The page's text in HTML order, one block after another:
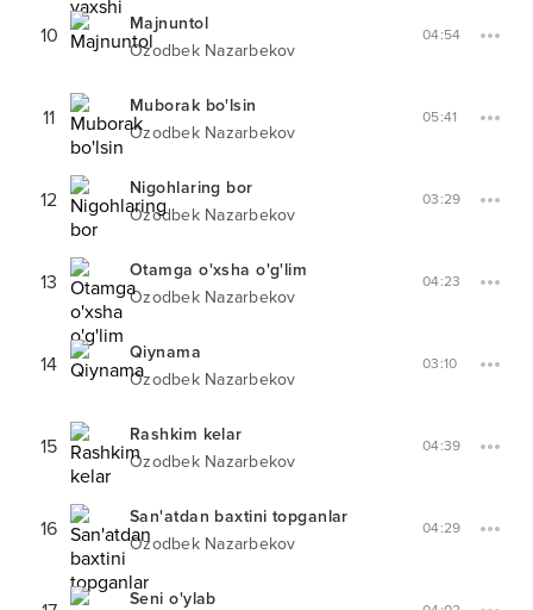
10
Majnuntol
Ozodbek Nazarbekov
04:54
11
Muborak bo'lsin
Ozodbek Nazarbekov
05:41
12
Nigohlaring bor
Ozodbek Nazarbekov
03:29
13
Otamga o'xsha o'g'lim
Ozodbek Nazarbekov
04:23
14
Qiynama
Ozodbek Nazarbekov
03:10
15
Rashkim kelar
Ozodbek Nazarbekov
04:39
16
San'atdan baxtini topganlar
Ozodbek Nazarbekov
04:29
Seni o'ylab